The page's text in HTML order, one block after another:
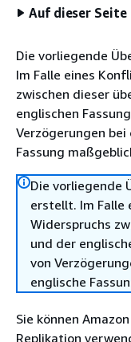
Auf dieser Seite
Die vorliegende
Im Falle eines
zwischen dieser
englischen
Verzögerungen
Fassung
Die vorliegende
erstellt. Im Falle
Widerspruchs
und der
von
englische
Sie können
Replikation